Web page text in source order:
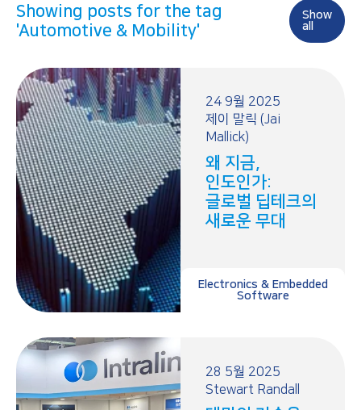
Showing posts for the tag
'Automotive & Mobility'
Show
all
24 9월 2025
제이 말릭 (Jai
Mallick)
왜 지금,
인도인가:
글로벌 딥테크의
새로운 무대
Electronics & Embedded
Software
28 5월 2025
Stewart Randall